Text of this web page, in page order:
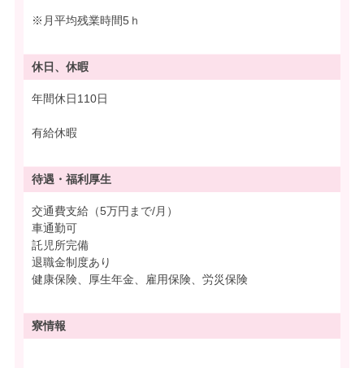
※月平均残業時間5ｈ
休日、休暇
年間休日110日
有給休暇
待遇・ 福利厚生
交通費支給（5万円まで/月）
車通勤可
託児所完備
退職金制度あり
健康保険、厚生年金、雇用保険、労災保険
寮情報